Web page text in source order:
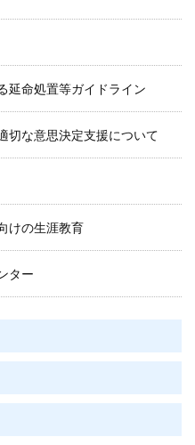
延命処置等ガイドライン
切な意思決定支援について
けの生涯教育
ター